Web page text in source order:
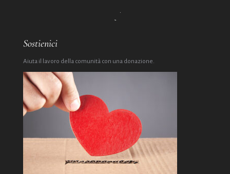
Sostienici
Aiuta il lavoro della comunità con una donazione.